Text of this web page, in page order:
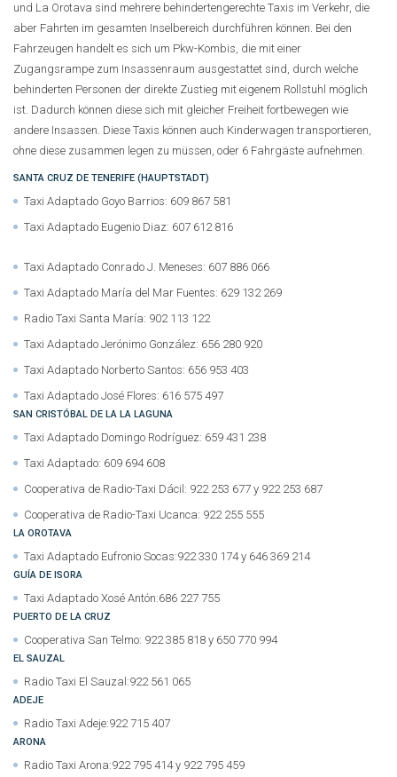
und La Orotava sind mehrere behindertengerechte Taxis im Verkehr, die
aber Fahrten im gesamten Inselbereich durchführen können. Bei den
Fahrzeugen handelt es sich um Pkw-Kombis, die mit einer
Zugangsrampe zum Insassenraum ausgestattet sind, durch welche
behinderten Personen der direkte Zustieg mit eigenem Rollstuhl möglich
ist. Dadurch können diese sich mit gleicher Freiheit fortbewegen wie
andere Insassen. Diese Taxis können auch Kinderwagen transportieren,
ohne diese zusammen legen zu müssen, oder 6 Fahrgäste aufnehmen.
SANTA CRUZ DE TENERIFE (HAUPTSTADT)
Taxi Adaptado Goyo Barrios: 609 867 581
Taxi Adaptado Eugenio Diaz: 607 612 816
Taxi Adaptado Conrado J. Meneses: 607 886 066
Taxi Adaptado María del Mar Fuentes: 629 132 269
Radio Taxi Santa María: 902 113 122
Taxi Adaptado Jerónimo González: 656 280 920
Taxi Adaptado Norberto Santos: 656 953 403
Taxi Adaptado José Flores: 616 575 497
SAN CRISTÓBAL DE LA LA LAGUNA
Taxi Adaptado Domingo Rodríguez: 659 431 238
Taxi Adaptado: 609 694 608
Cooperativa de Radio-Taxi Dácil: 922 253 677 y 922 253 687
Cooperativa de Radio-Taxi Ucanca: 922 255 555
LA OROTAVA
Taxi Adaptado Eufronio Socas:922 330 174 y 646 369 214
GUÍA DE ISORA
Taxi Adaptado Xosé Antón:686 227 755
PUERTO DE LA CRUZ
Cooperativa San Telmo: 922 385 818 y 650 770 994
EL SAUZAL
Radio Taxi El Sauzal:922 561 065
ADEJE
Radio Taxi Adeje:922 715 407
ARONA
Radio Taxi Arona:922 795 414 y 922 795 459